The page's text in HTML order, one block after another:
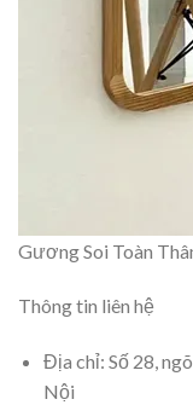
Gương Soi Toàn
Thông tin liên hệ
Địa chỉ: Số 28,
Nội